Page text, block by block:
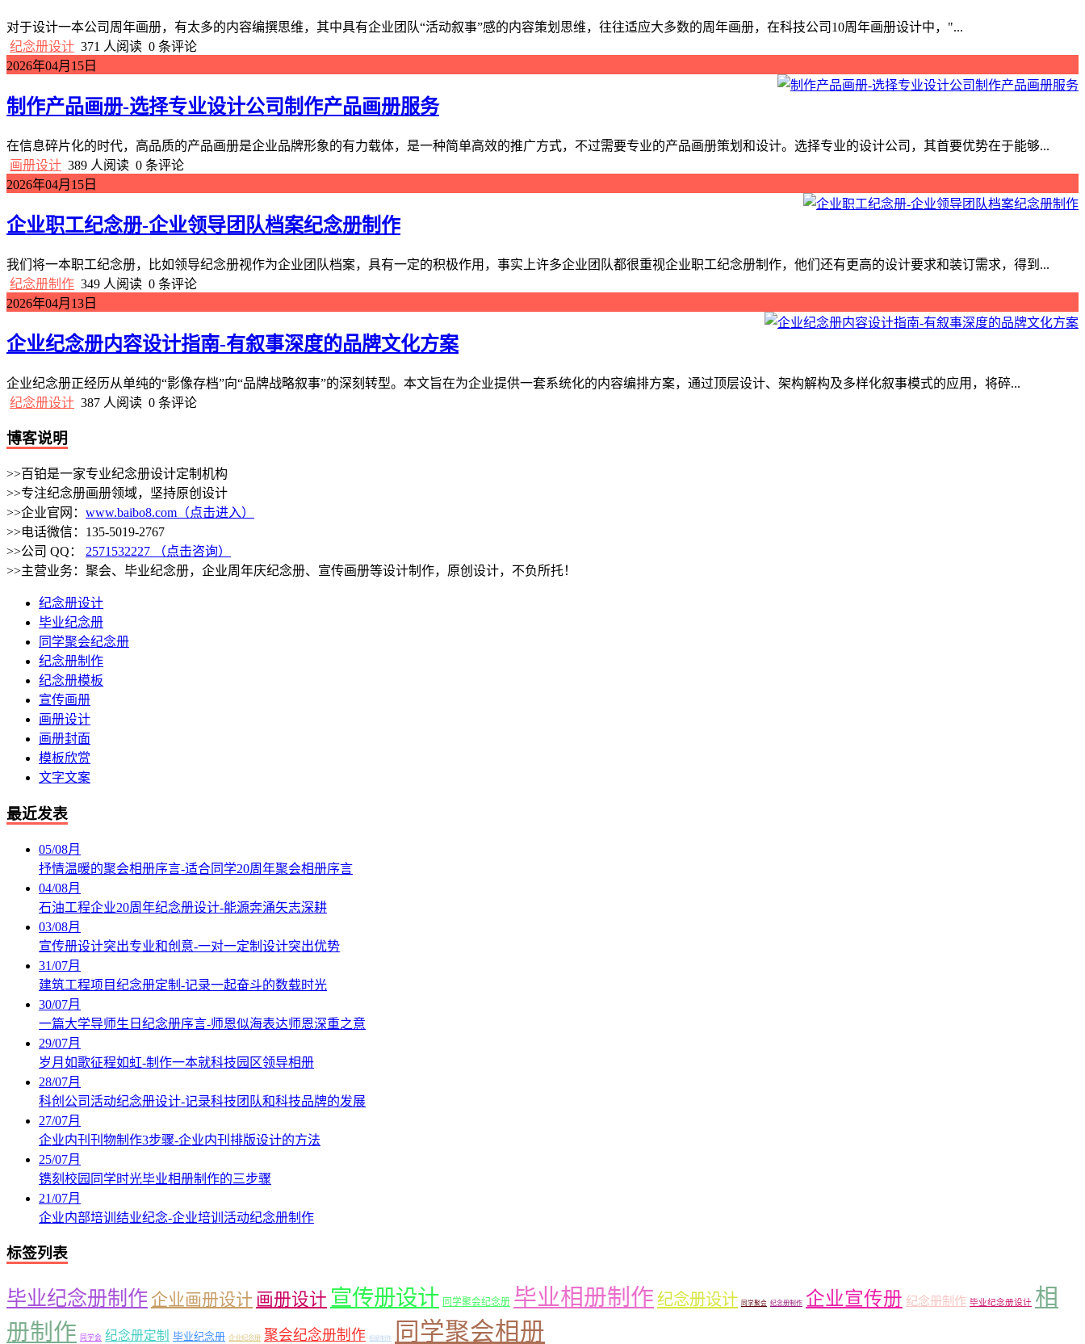
对于设计一本公司周年画册，有太多的内容编撰思维，其中具有企业团队“活动叙事”感的内容策划思维，往往适应大多数的周年画册，在科技公司10周年画册设计中，"...
纪念册设计 371 人阅读 0 条评论
2026年04月15日
制作产品画册-选择专业设计公司制作产品画册服务
在信息碎片化的时代，高品质的产品画册是企业品牌形象的有力载体，是一种简单高效的推广方式，不过需要专业的产品画册策划和设计。选择专业的设计公司，其首要优势在于能够...
画册设计 389 人阅读 0 条评论
2026年04月15日
企业职工纪念册-企业领导团队档案纪念册制作
我们将一本职工纪念册，比如领导纪念册视作为企业团队档案，具有一定的积极作用，事实上许多企业团队都很重视企业职工纪念册制作，他们还有更高的设计要求和装订需求，得到...
纪念册制作 349 人阅读 0 条评论
2026年04月13日
企业纪念册内容设计指南-有叙事深度的品牌文化方案
企业纪念册正经历从单纯的“影像存档”向“品牌战略叙事”的深刻转型。本文旨在为企业提供一套系统化的内容编排方案，通过顶层设计、架构解构及多样化叙事模式的应用，将碎...
纪念册设计 387 人阅读 0 条评论
博客说明
>>百铂是一家专业纪念册设计定制机构
>>专注纪念册画册领域，坚持原创设计
>>企业官网： www.baibo8.com（点击进入）
>>电话微信：135-5019-2767
>>公司 QQ： 2571532227 （点击咨询）
>>主营业务：聚会、毕业纪念册，企业周年庆纪念册、宣传画册等设计制作，原创设计，不负所托！
纪念册设计
毕业纪念册
同学聚会纪念册
纪念册制作
纪念册模板
宣传画册
画册设计
画册封面
模板欣赏
文字文案
最近发表
05/08月
抒情温暖的聚会相册序言-适合同学20周年聚会相册序言
04/08月
石油工程企业20周年纪念册设计-能源奔涌矢志深耕
03/08月
宣传册设计突出专业和创意-一对一定制设计突出优势
31/07月
建筑工程项目纪念册定制-记录一起奋斗的数载时光
30/07月
一篇大学导师生日纪念册序言-师恩似海表达师恩深重之意
29/07月
岁月如歌征程如虹-制作一本就科技园区领导相册
28/07月
科创公司活动纪念册设计-记录科技团队和科技品牌的发展
27/07月
企业内刊刊物制作3步骤-企业内刊排版设计的方法
25/07月
镌刻校园同学时光毕业相册制作的三步骤
21/07月
企业内部培训结业纪念-企业培训活动纪念册制作
标签列表
毕业纪念册制作 企业画册设计 画册设计 宣传册设计 同学聚会纪念册 毕业相册制作 纪念册设计 同学聚会 纪念册制作 企业宣传册 纪念册制作 毕业纪念册设计 相
册制作
同学会 纪念册定制 毕业纪念册 企业纪念册 聚会纪念册制作 相册制作 同学聚会相册